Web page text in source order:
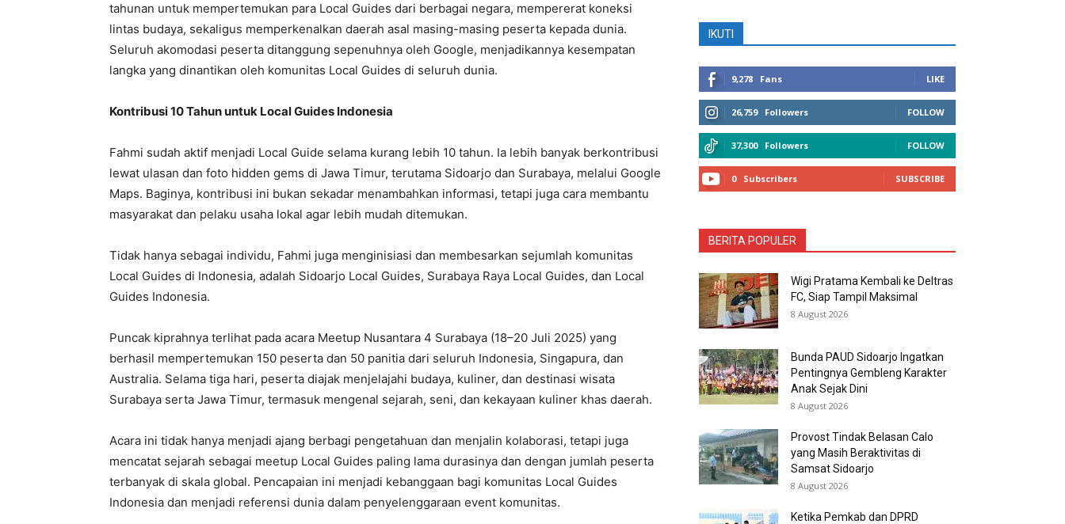
tahunan untuk mempertemukan para Local Guides dari berbagai negara, mempererat koneksi
lintas budaya, sekaligus memperkenalkan daerah asal masing-masing peserta kepada dunia.
Seluruh akomodasi peserta ditanggung sepenuhnya oleh Google, menjadikannya kesempatan
langka yang dinantikan oleh komunitas Local Guides di seluruh dunia.
Kontribusi 10 Tahun untuk Local Guides Indonesia
Fahmi sudah aktif menjadi Local Guide selama kurang lebih 10 tahun. Ia lebih banyak berkontribusi
lewat ulasan dan foto hidden gems di Jawa Timur, terutama Sidoarjo dan Surabaya, melalui Google
Maps. Baginya, kontribusi ini bukan sekadar menambahkan informasi, tetapi juga cara membantu
masyarakat dan pelaku usaha lokal agar lebih mudah ditemukan.
Tidak hanya sebagai individu, Fahmi juga menginisiasi dan membesarkan sejumlah komunitas
Local Guides di Indonesia, adalah Sidoarjo Local Guides, Surabaya Raya Local Guides, dan Local
Guides Indonesia.
Puncak kiprahnya terlihat pada acara Meetup Nusantara 4 Surabaya (18–20 Juli 2025) yang
berhasil mempertemukan 150 peserta dan 50 panitia dari seluruh Indonesia, Singapura, dan
Australia. Selama tiga hari, peserta diajak menjelajahi budaya, kuliner, dan destinasi wisata
Surabaya serta Jawa Timur, termasuk mengenal sejarah, seni, dan kekayaan kuliner khas daerah.
Acara ini tidak hanya menjadi ajang berbagi pengetahuan dan menjalin kolaborasi, tetapi juga
mencatat sejarah sebagai meetup Local Guides paling lama durasinya dan dengan jumlah peserta
terbanyak di skala global. Pencapaian ini menjadi kebanggaan bagi komunitas Local Guides
Indonesia dan menjadi referensi dunia dalam penyelenggaraan event komunitas.
IKUTI
9,278 Fans LIKE
26,759 Followers FOLLOW
37,300 Followers FOLLOW
0 Subscribers SUBSCRIBE
BERITA POPULER
Wigi Pratama Kembali ke Deltras
FC, Siap Tampil Maksimal
8 August 2026
Bunda PAUD Sidoarjo Ingatkan
Pentingnya Gembleng Karakter
Anak Sejak Dini
8 August 2026
Provost Tindak Belasan Calo
yang Masih Beraktivitas di
Samsat Sidoarjo
8 August 2026
Ketika Pemkab dan DPRD